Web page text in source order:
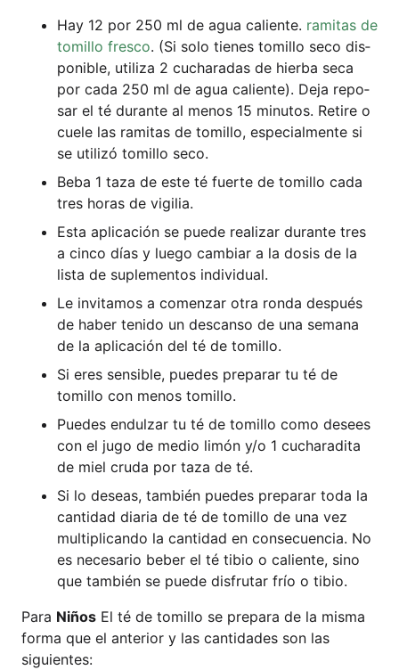
Hay 12 por 250 ml de agua cali­en­te. rami­t­as de
tomil­lo fres­co. (Si solo tien­es tomil­lo seco dis­
po­nible, uti­li­za 2 cucha­ra­das de hier­ba seca
por cada 250 ml de agua cali­en­te). Deja repo­
sar el té duran­te al menos 15 minu­tos. Reti­re o
cue­le las rami­t­as de tomil­lo, espe­cial­men­te si
se uti­li­zó tomil­lo seco.
Beba 1 taza de este té fuer­te de tomil­lo cada
tres horas de vigilia.
Esta apli­ca­ción se pue­de rea­li­zar duran­te tres
a cin­co días y lue­go cam­bi­ar a la dosis de la
lis­ta de suple­ment­os individual.
Le invita­mos a comen­zar otra ron­da des­pués
de haber teni­do un descan­so de una sema­na
de la apli­ca­ción del té de tomillo.
Si eres sen­si­ble, pue­des pre­parar tu té de
tomil­lo con menos tomillo.
Pue­des endul­zar tu té de tomil­lo como desees
con el jugo de medio limón y/o 1 cucha­ra­di­ta
de miel cru­da por taza de té.
Si lo dese­as, tam­bién pue­des pre­parar toda la
can­ti­dad dia­ria de té de tomil­lo de una vez
mul­ti­pli­can­do la can­ti­dad en con­se­cuen­cia. No
es nece­sa­rio beber el té tibio o cali­en­te, sino
que tam­bién se pue­de dis­f­rut­ar frío o tibio.
Para Niños El té de tomil­lo se pre­pa­ra de la mis­ma
for­ma que el ante­rior y las can­ti­d­a­des son las
siguientes: